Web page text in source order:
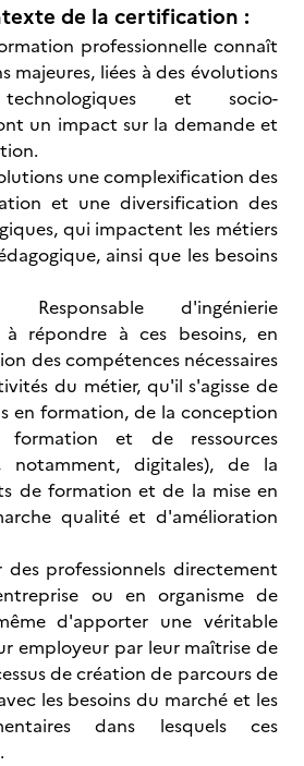
de la certification :
professionnelle connaît
majeures, liées à des évolutions
technologiques et socio-
un impact sur la demande et
une complexification des
et une diversification des
qui impactent les métiers
ainsi que les besoins
d'ingénierie
à répondre à ces besoins, en
des compétences nécessaires
du métier, qu'il s'agisse de
en formation, de la conception
et de ressources
notamment, digitales), de la
de formation et de la mise en
qualité et d'amélioration
des professionnels directement
ou en organisme de
d'apporter une véritable
employeur par leur maîtrise de
de création de parcours de
les besoins du marché et les
dans lesquels ces